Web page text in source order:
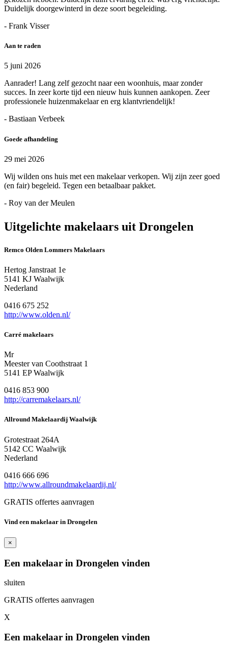
Duidelijk doorgewinterd in deze soort begeleiding.
- Frank Visser
Aan te raden
5 juni 2026
Aanrader! Lang zelf gezocht naar een woonhuis, maar zonder
succes. In zeer korte tijd een nieuw huis kunnen aankopen. Zeer
professionele huizenmakelaar en erg klantvriendelijk!
- Bastiaan Verbeek
Goede afhandeling
29 mei 2026
Wij wilden ons huis met een makelaar verkopen. Wij zijn zeer goed
(en fair) begeleid. Tegen een betaalbaar pakket.
- Roy van der Meulen
Uitgelichte makelaars uit Drongelen
Remco Olden Lommers Makelaars
Hertog Janstraat 1e
5141 KJ Waalwijk
Nederland
0416 675 252
http://www.olden.nl/
Carré makelaars
Mr
Meester van Coothstraat 1
5141 EP Waalwijk
0416 853 900
http://carremakelaars.nl/
Allround Makelaardij Waalwijk
Grotestraat 264A
5142 CC Waalwijk
Nederland
0416 666 696
http://www.allroundmakelaardij.nl/
GRATIS offertes aanvragen
Vind een makelaar in Drongelen
×
Een makelaar in Drongelen vinden
sluiten
GRATIS offertes aanvragen
X
Een makelaar in Drongelen vinden